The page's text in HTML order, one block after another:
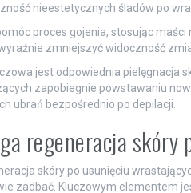
nieestetycznych śladów po
proces gojenia, stosując
zmniejszyć widoczność
jest odpowiednia pielęgnacja
zapobiegnie powstawaniu
ubrań bezpośrednio po depilacji.
regeneracja
skóry po usunięciu
zadbać. Kluczowym elementem